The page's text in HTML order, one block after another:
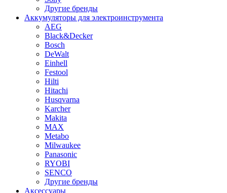
Другие бренды
Аккумуляторы для электроинструмента
AEG
Black&Decker
Bosch
DeWalt
Einhell
Festool
Hilti
Hitachi
Husqvarna
Karcher
Makita
MAX
Metabo
Milwaukee
Panasonic
RYOBI
SENCO
Другие бренды
Аксессуары